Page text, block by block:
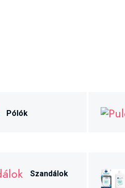
Pólók
Szandálok